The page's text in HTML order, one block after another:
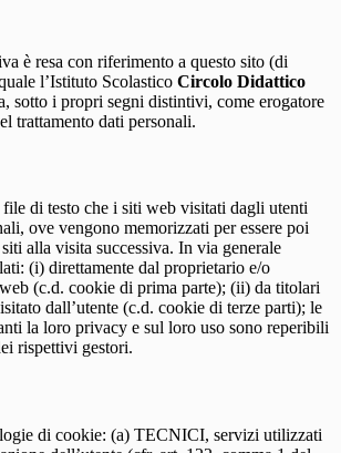
è resa con riferimento a questo sito (di
l’Istituto Scolastico Circolo Didattico
sotto i propri segni distintivi, come erogatore
trattamento dati personali.
di testo che i siti web visitati dagli utenti
ove vengono memorizzati per essere poi
alla visita successiva. In via generale
(i) direttamente dal proprietario e/o
(c.d. cookie di prima parte); (ii) da titolari
dall’utente (c.d. cookie di terze parti); le
la loro privacy e sul loro uso sono reperibili
rispettivi gestori.
di cookie: (a) TECNICI, servizi utilizzati